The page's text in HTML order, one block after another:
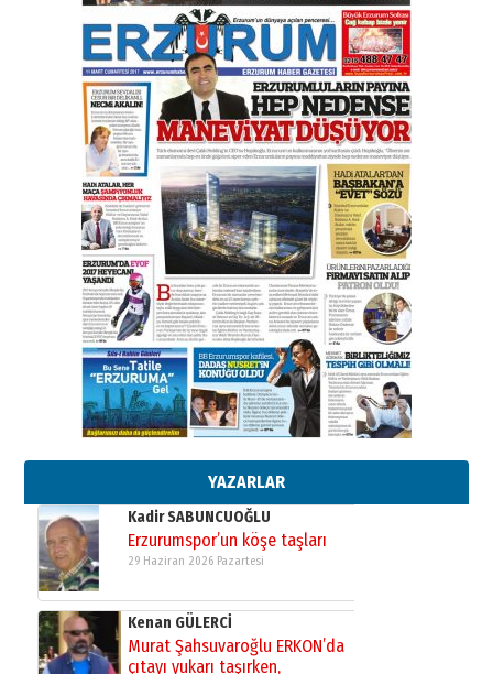
YAZARLAR
Bir fotoğraf, bir şehir, bir
gazeteci… Dizginler kimin
elinde?
31 Mart 2026 Salı
A. Berhan Yılmaz
BİR BÖLÜM DEĞİL, BİR ÖMÜR
SEÇİYORSUNUZ… “NEDEN
ATATÜRK ÜNİVERSİTESİ?”
28 Temmuz 2026 Salı
Ahmet Gökhan YAZICI
Ahmed Yesevi’den bir Alperen…
”Reisimiz” idi… Hakka yürüdü.!
26 Mart 2026 Perşembe
Cem Bakırcı
Ardında bıraktığı hatıralarıyla
gönül adamı Faruk Terzioğlu!
13 Mayıs 2026 Çarşamba
Esat BİNDESEN
TRT’NİN BÖLGEYE AÇILAN SESİ
Kadir SABUNCUOĞLU
Erzurumspor’un köşe taşları
29 Haziran 2026 Pazartesi
Kenan GÜLERCİ
Murat Şahsuvaroğlu ERKON’da
çıtayı yukarı taşırken,